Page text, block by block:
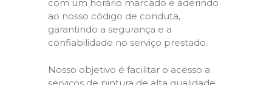
com um horário marcado e aderindo
ao nosso código de conduta,
garantindo a segurança e a
confiabilidade no serviço prestado.
Nosso objetivo é facilitar o acesso a
serviços de pintura de alta qualidade